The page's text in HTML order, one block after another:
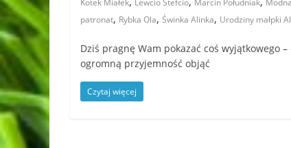
patronat, Rybka Ola, Świnka Alinka, Urodziny małpki
Dziś pragnę Wam pokazać coś wyjątkowego
ogromną przyjemność objąć
Czytaj więcej